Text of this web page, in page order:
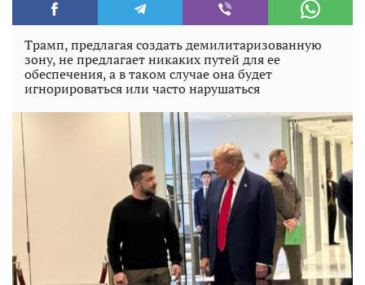
Трамп, предлагая создать демилитаризованную
зону, не предлагает никаких путей для ее
обеспечения, а в таком случае она будет
игнорироваться или часто нарушаться